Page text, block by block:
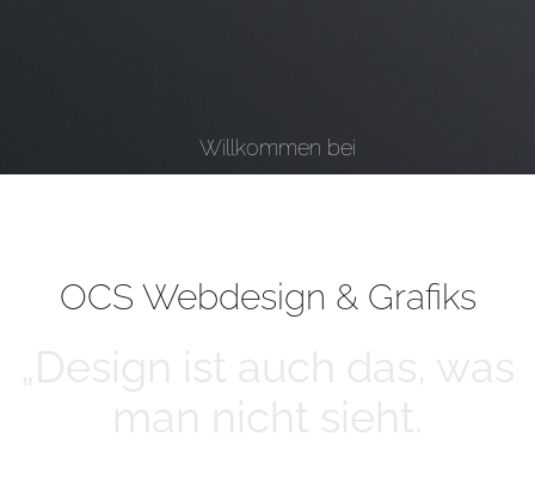
Willkommen bei
OCS Webdesign & Grafiks